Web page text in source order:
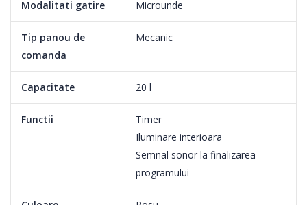
Modalitati gatire Microunde
Tip panou de
comanda
Mecanic
Capacitate 20 l
Functii
Timer
Iluminare interioara
Semnal sonor la finalizarea
programului